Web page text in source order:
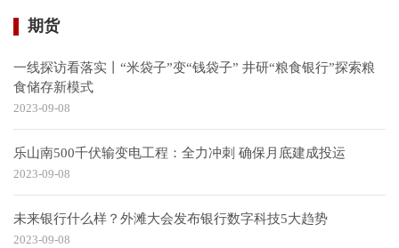
期货
一线探访看落实丨“米袋子”变“钱袋子” 井研“粮食银行”探索粮
食储存新模式
2023-09-08
乐山南500千伏输变电工程：全力冲刺 确保月底建成投运
2023-09-08
未来银行什么样？外滩大会发布银行数字科技5大趋势
2023-09-08